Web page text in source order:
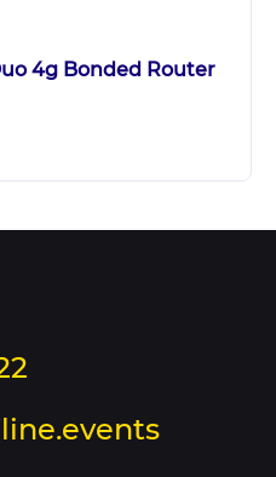
4g Bonded Router
op